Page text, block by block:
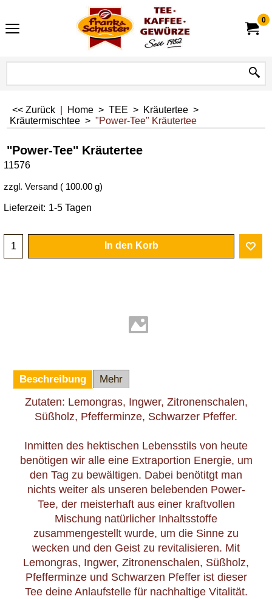
0
<< Zurück Home > TEE > Kräutertee >
Kräutermischtee > "Power-Tee" Kräutertee
"Power-Tee" Kräutertee
11576
zzgl. Versand 100.00 g
Lieferzeit: 1-5 Tagen
In den Korb
Beschreibung Mehr
Zutaten: Lemongras, Ingwer, Zitronenschalen,
Süßholz, Pfefferminze, Schwarzer Pfeffer.
Inmitten des hektischen Lebensstils von heute
benötigen wir alle eine Extraportion Energie, um
den Tag zu bewältigen. Dabei benötitgt man
nichts weiter als unseren belebenden Power-
Tee, der meisterhaft aus einer kraftvollen
Mischung natürlicher Inhaltsstoffe
zusammengestellt wurde, um die Sinne zu
wecken und den Geist zu revitalisieren. Mit
Lemongras, Ingwer, Zitronenschalen, Süßholz,
Pfefferminze und Schwarzen Pfeffer ist dieser
Tee deine Anlaufstelle für nachhaltige Vitalität.